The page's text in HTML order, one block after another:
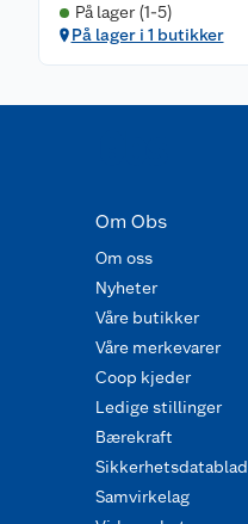
På lager (1-5)
På lager i 1 butikker
Om Obs
Om oss
Nyheter
Våre butikker
Våre merkevarer
Coop kjeder
Ledige stillinger
Bærekraft
Sikkerhetsdatablad
Samvirkelag